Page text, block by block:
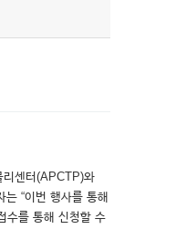
리센터(APCTP)와
“이번 행사를 통해
수를 통해 신청할 수